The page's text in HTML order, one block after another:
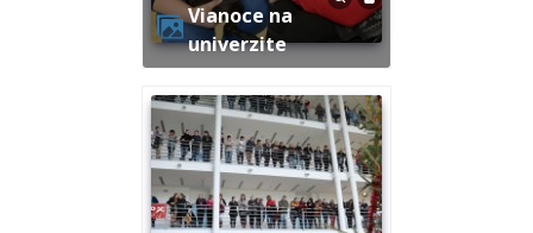
Vianoce na
univerzite